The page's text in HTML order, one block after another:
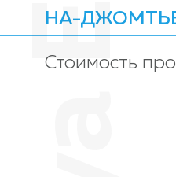
НА-
Стоимость